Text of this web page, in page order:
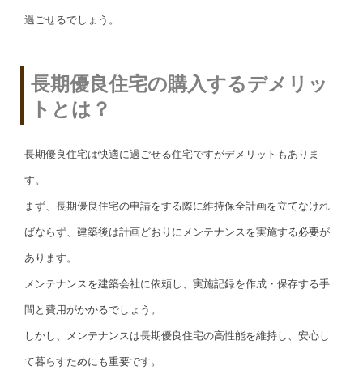
過ごせるでしょう。
長期優良住宅の購入するデメリッ
トとは？
長期優良住宅は快適に過ごせる住宅ですがデメリットもありま
す。
まず、長期優良住宅の申請をする際に維持保全計画を立てなけれ
ばならず、建築後は計画どおりにメンテナンスを実施する必要が
あります。
メンテナンスを建築会社に依頼し、実施記録を作成・保存する手
間と費用がかかるでしょう。
しかし、メンテナンスは長期優良住宅の高性能を維持し、安心し
て暮らすためにも重要です。